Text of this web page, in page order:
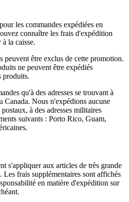
les commandes expédiées en
connaître les frais d'expédition
à la caisse.
peuvent être exclus de cette promotion.
ne peuvent être expédiés
produits.
qu'à des adresses se trouvant à
Canada. Nous n'expédions aucune
à des adresses militaires
suivants : Porto Rico, Guam,
s'appliquer aux articles de très grande
Les frais supplémentaires sont affichés
en matière d'expédition sur